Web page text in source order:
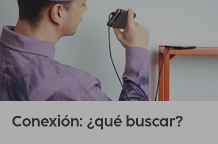
Conexión: ¿qué buscar?